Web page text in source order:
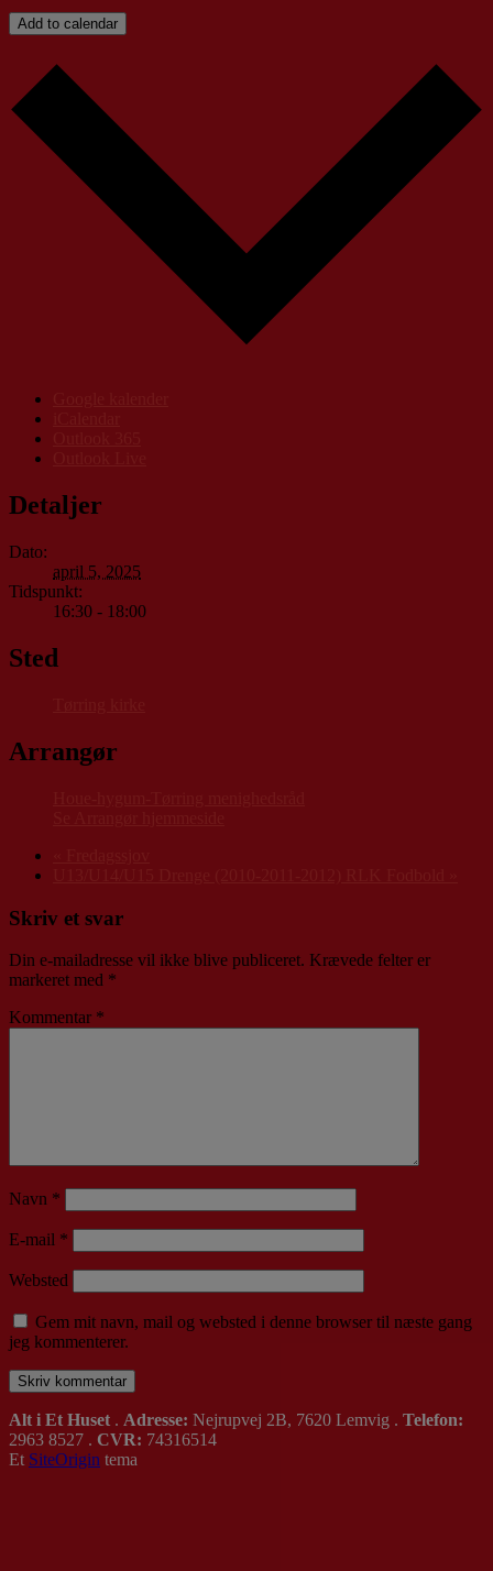
Add to calendar
Detaljer
Dato:
april 5, 2025
Tidspunkt:
16:30 - 18:00
Sted
Arrangør
Skriv et svar
Din e-mailadresse vil ikke blive publiceret. Krævede felter er
markeret med *
Kommentar *
Navn *
E-mail *
Websted
Gem mit navn, mail og websted i denne browser til næste gang
jeg kommenterer.
Alt i Et Huset . Adresse: Nejrupvej 2B, 7620 Lemvig . Telefon:
2963 8527 . CVR: 74316514
Et SiteOrigin tema